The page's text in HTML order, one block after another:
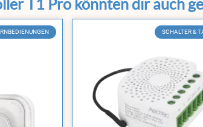
T1 Pro könnten dir auch
SCHALTER &